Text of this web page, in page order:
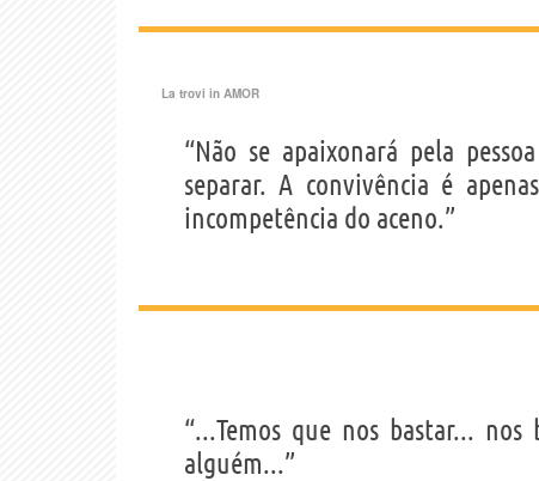
La trovi in AMOR
“Não se apaixonará pela
separar. A convivência é
incompetência do aceno.”
“...Temos que nos bastar...
alguém...”